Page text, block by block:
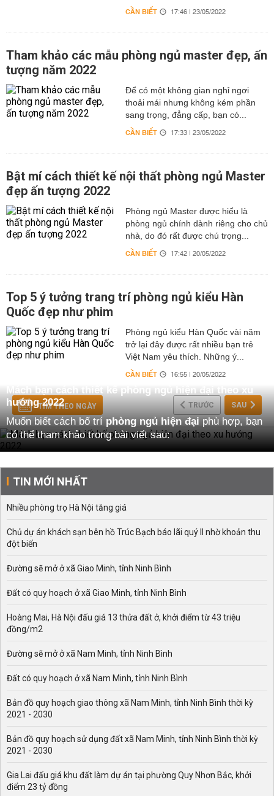
CẦN BIẾT 17:46 | 23/05/2022
Tham khảo các mẫu phòng ngủ master đẹp, ấn
tượng năm 2022
Để có một không gian nghỉ ngơi
thoải mái nhưng không kém phần
sang trọng, đẳng cấp, bạn có...
CẦN BIẾT 17:33 | 23/05/2022
Bật mí cách thiết kế nội thất phòng ngủ Master
đẹp ấn tượng 2022
Phòng ngủ Master được hiểu là
phòng ngủ chính dành riêng cho chủ
nhà, do đó rất được chú trọng...
CẦN BIẾT 17:42 | 20/05/2022
Top 5 ý tưởng trang trí phòng ngủ kiểu Hàn
Quốc đẹp như phim
Phòng ngủ kiểu Hàn Quốc vài năm
trở lại đây được rất nhiều bạn trẻ
Việt Nam yêu thích. Những ý...
CẦN BIẾT 16:55 | 20/05/2022
TÌM THEO NGÀY TRƯỚC SAU
Mách bạn cách thiết kế phòng ngủ hiện đại theo xu
hướng 2022
Muốn biết cách bố tríphòng ngủ hiện đạiphù hợp, bạn
có thể tham khảo trong bài viết sau:
Gợi ý cách thiết kế phòng ngủ hiện đại nhất 2022
Dưới đây là những gợi ý về cách thiết kế
hiện đạiphù hợp cho từng không gian sống khác nhau:
Thiết kế phòng ngủ hiện đại có diện tích 5 - 7m2
phía trên còn phía dưới sử dụng làm ngăn kéo lưu trữ đồ
giúp tiết kiệm diện tích một cách tối ưu nhất. Cùng với
đó, bàn học nhỏ, kệ treo tường, tranh trang trí có kích
sự tiện nghi vừa góp phần tạo nên không gian sống thêm
Thiết kế phòng ngủ hiện đại có diện tích 8 - 10m2
các loại nội thất gỗ công nghiệp giường ngủ đơn, tab đầu
kiến tạo nên không gian vô cùng hài hòa nhưng không
kém phần sang trọng.
Thiết kế phòng ngủ hiện đại có diện tích 11 - 13m2
Cách thiết kếphòng ngủ hiện đạidành cho không gian
có diện tích 11 - 13m2 thường khá đơn giản. Bạn có thể
trung tính kết hợp với sàn vân gỗ công nghiệp giúp căn
phòng thêm phần nổi bật và khác biệt.
TIN MỚI NHẤT
Nhiều phòng trọ Hà Nội tăng giá
Chủ dự án khách sạn bên hồ Trúc Bạch báo lãi quý II nhờ khoản thu
đột biến
Đường sẽ mở ở xã Giao Minh, tỉnh Ninh Bình
Đất có quy hoạch ở xã Giao Minh, tỉnh Ninh Bình
Hoàng Mai, Hà Nội đấu giá 13 thửa đất ở, khởi điểm từ 43 triệu
đồng/m2
Đường sẽ mở ở xã Nam Minh, tỉnh Ninh Bình
Đất có quy hoạch ở xã Nam Minh, tỉnh Ninh Bình
Bản đồ quy hoạch giao thông xã Nam Minh, tỉnh Ninh Bình thời kỳ
2021 - 2030
Bản đồ quy hoạch sử dụng đất xã Nam Minh, tỉnh Ninh Bình thời kỳ
2021 - 2030
Gia Lai đấu giá khu đất làm dự án tại phường Quy Nhơn Bắc, khởi
điểm 23 tỷ đồng